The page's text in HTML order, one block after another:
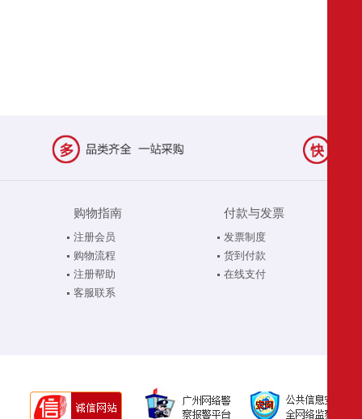
购物指南
注册会员
购物流程
注册帮助
客服联系
付款与发票
发票制度
货到付款
在线支付